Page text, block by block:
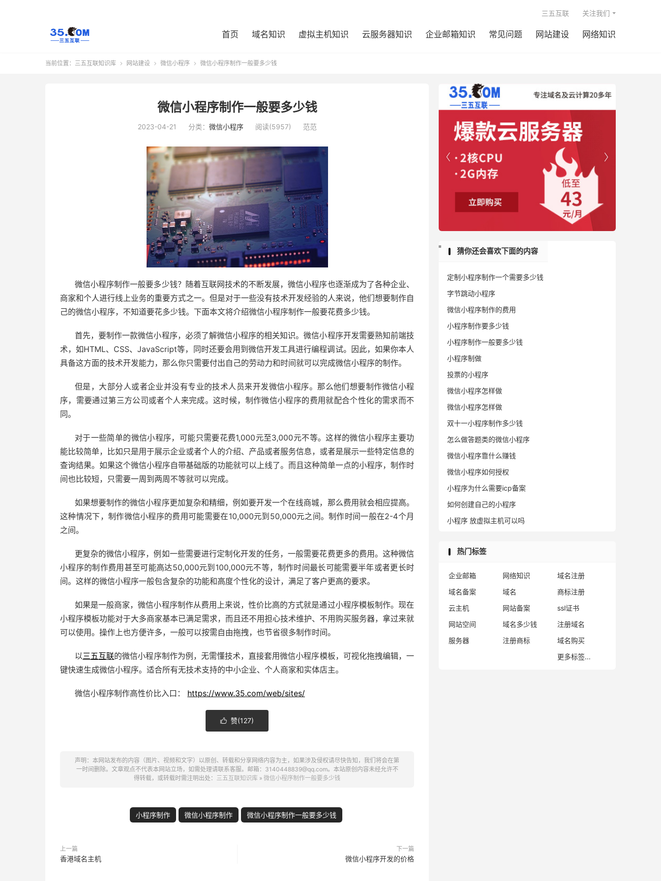
首页 域名知识 虚拟主机知识 云服务器知识 企业邮箱知识 常见问题 网站建设 网络知识
三五互联 关注我们
当前位置： 三五互联知识库  网站建设  微信小程序  微信小程序制作一般要多少钱
微信小程序制作一般要多少钱
2023-04-21 分类： 微信小程序 阅读(5957) 范范
微信小程序制作一般要多少钱？随着互联网技术的不断发展，微信小程序也逐渐成为了各种企业、
商家和个人进行线上业务的重要方式之一。但是对于一些没有技术开发经验的人来说，他们想要制作自
己的微信小程序，不知道要花多少钱。下面本文将介绍微信小程序制作一般要花费多少钱。
首先，要制作一款微信小程序，必须了解微信小程序的相关知识。微信小程序开发需要熟知前端技
术，如HTML、CSS、JavaScript等，同时还要会用到微信开发工具进行编程调试。因此，如果你本人
具备这方面的技术开发能力，那么你只需要付出自己的劳动力和时间就可以完成微信小程序的制作。
但是，大部分人或者企业并没有专业的技术人员来开发微信小程序。那么他们想要制作微信小程
序，需要通过第三方公司或者个人来完成。这时候，制作微信小程序的费用就配合个性化的需求而不
同。
对于一些简单的微信小程序，可能只需要花费1,000元至3,000元不等。这样的微信小程序主要功
能比较简单，比如只是用于展示企业或者个人的介绍、产品或者服务信息，或者是展示一些特定信息的
查询结果。如果这个微信小程序自带基础版的功能就可以上线了。而且这种简单一点的小程序，制作时
间也比较短，只需要一周到两周不等就可以完成。
如果想要制作的微信小程序更加复杂和精细，例如要开发一个在线商城，那么费用就会相应提高。
这种情况下，制作微信小程序的费用可能需要在10,000元到50,000元之间。制作时间一般在2-4个月
之间。
更复杂的微信小程序，例如一些需要进行定制化开发的任务，一般需要花费更多的费用。这种微信
小程序的制作费用甚至可能高达50,000元到100,000元不等，制作时间最长可能需要半年或者更长时
间。这样的微信小程序一般包含复杂的功能和高度个性化的设计，满足了客户更高的要求。
如果是一般商家，微信小程序制作从费用上来说，性价比高的方式就是通过小程序模板制作。现在
小程序模板功能对于大多商家基本已满足需求，而且还不用担心技术维护、不用购买服务器，拿过来就
可以使用。操作上也方便许多，一般可以按需自由拖拽，也节省很多制作时间。
以 三五互联的微信小程序制作为例，无需懂技术，直接套用微信小程序模板，可视化拖拽编辑，一
键快速生成微信小程序。适合所有无技术支持的中小企业、个人商家和实体店主。
微信小程序制作高性价比入口： https://www.35.com/web/sites/
 赞(127)
声明：本网站发布的内容（图片、视频和文字）以原创、转载和分享网络内容为主，如果涉及侵权请尽快告知，我们将会在第
一时间删除。文章观点不代表本网站立场，如需处理请联系客服。邮箱：3140448839@qq.com。本站原创内容未经允许不
得转载，或转载时需注明出处： 三五互联知识库 » 微信小程序制作一般要多少钱
小程序制作 微信小程序制作 微信小程序制作一般要多少钱
上一篇
香港域名主机
下一篇
微信小程序开发的价格


猜你还会喜欢下面的内容
定制小程序制作一个需要多少钱
字节跳动小程序
微信小程序制作的费用
小程序制作要多少钱
小程序制作一般要多少钱
小程序制做
投票的小程序
微信小程序怎样做
微信小程序怎样做
双十一小程序制作多少钱
怎么做答题类的微信小程序
微信小程序靠什么赚钱
微信小程序如何授权
小程序为什么需要icp备案
如何创建自己的小程序
小程序 放虚拟主机可以吗
热门标签
企业邮箱 网络知识
域名注册
域名备案
域名
商标注册
云主机
网站备案
ssl证书
网站空间
域名多少钱
注册域名
服务器
注册商标
域名购买
更多标签...